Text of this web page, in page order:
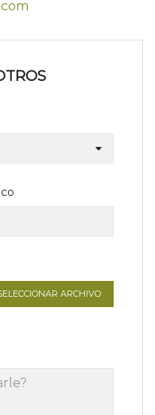
ARCHIVO